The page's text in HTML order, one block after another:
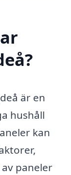
är en
hushåll
kan
paneler